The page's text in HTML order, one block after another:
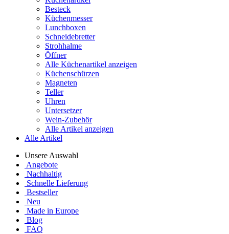
Besteck
Küchenmesser
Lunchboxen
Schneidebretter
Strohhalme
Öffner
Alle Küchenartikel anzeigen
Küchenschürzen
Magneten
Teller
Uhren
Untersetzer
Wein-Zubehör
Alle Artikel anzeigen
Alle Artikel
Unsere Auswahl
Angebote
Nachhaltig
Schnelle Lieferung
Bestseller
Neu
Made in Europe
Blog
FAQ